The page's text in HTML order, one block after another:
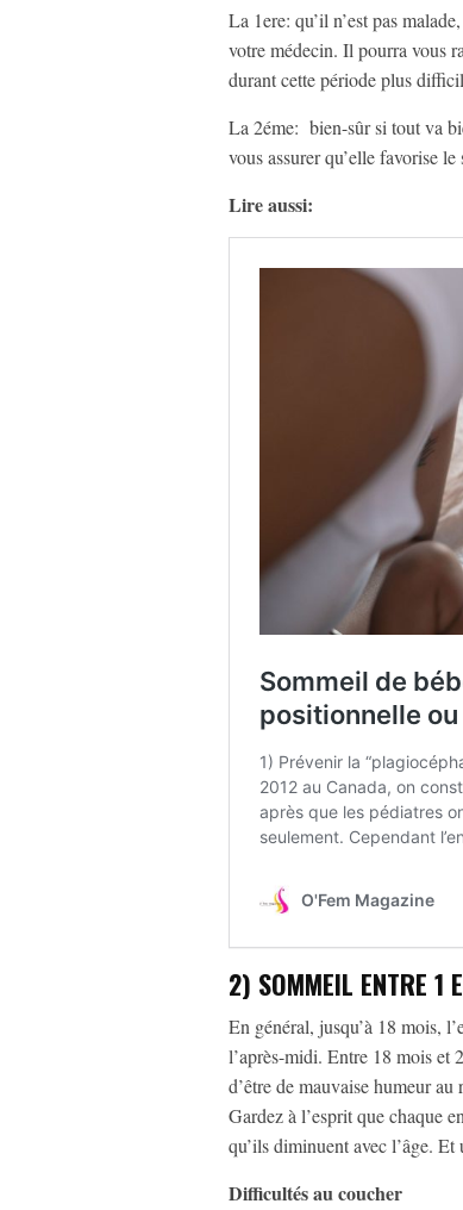
La 1ere: qu’il n’est pas
votre médecin. Il pourra vous
durant cette période plus
La 2éme: bien-sûr si tout va
vous assurer qu’elle favorise
Lire aussi:
2) SOMMEIL ENTRE 1
En général, jusqu’à 18 mois,
l’après-midi. Entre 18 mois et
d’être de mauvaise humeur
Gardez à l’esprit que chaque
qu’ils diminuent avec l’âge.
Difficultés au coucher